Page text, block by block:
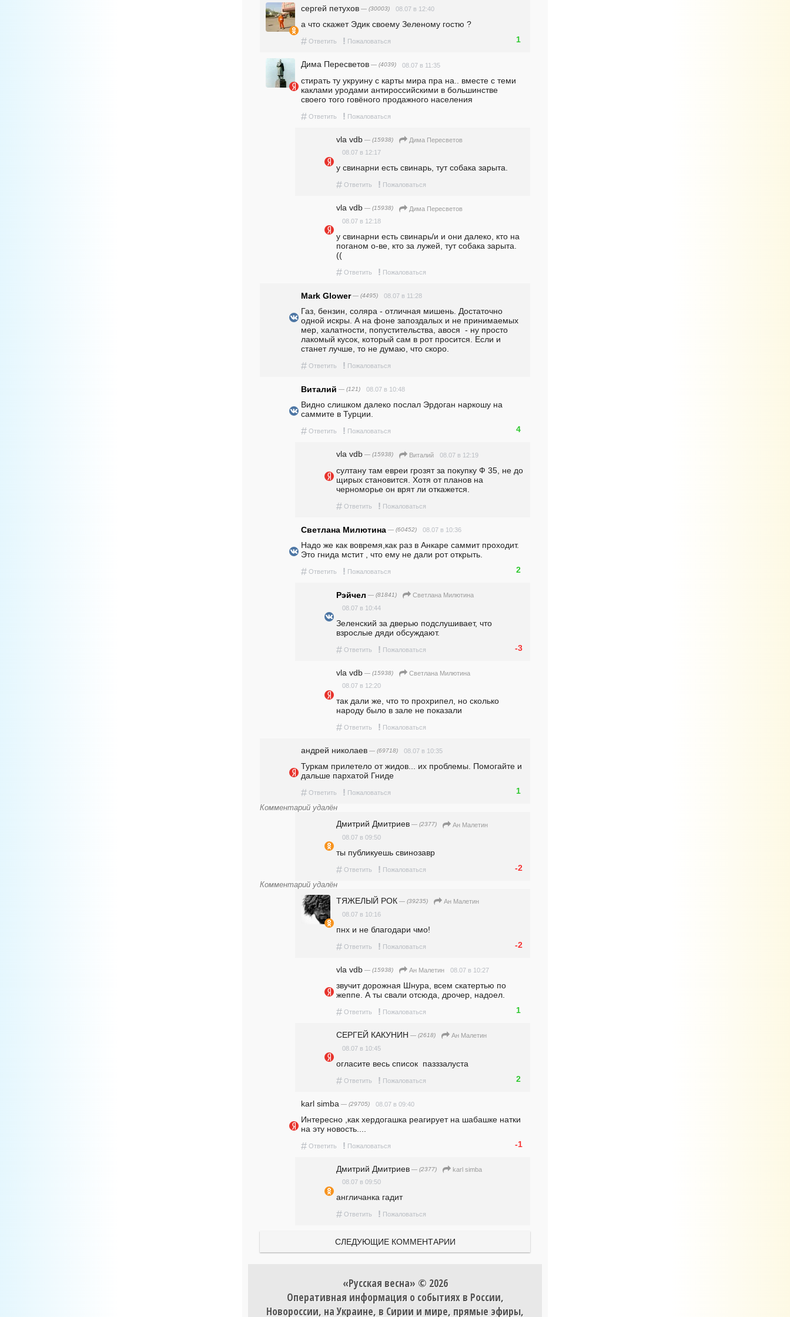
сергей петухов — (30003) 08.07 в 12:40
а что скажет Эдик своему Зеленому гостю ?
# Ответить ! Пожаловаться 1
Дима Пересветов — (4039) 08.07 в 11:35
стирать ту укруину с карты мира пра на.. вместе с теми
каклами уродами антироссийскими в большинстве
своего того говёного продажного населения
# Ответить ! Пожаловаться
vla vdb — (15938)
Дима Пересветов
08.07 в 12:17
у свинарни есть свинарь, тут собака зарыта.
# Ответить ! Пожаловаться
vla vdb — (15938)
Дима Пересветов
08.07 в 12:18
у свинарни есть свинарь/и и они далеко, кто на
поганом о-ве, кто за лужей, тут собака зарыта.
((
# Ответить ! Пожаловаться
Mark Glower— (4495) 08.07 в 11:28
Газ, бензин, соляра - отличная мишень. Достаточно
одной искры. А на фоне запоздалых и не принимаемых
мер, халатности, попустительства, авося  - ну просто
лакомый кусок, который сам в рот просится. Если и
станет лучше, то не думаю, что скоро.
# Ответить ! Пожаловаться
Виталий — (121) 08.07 в 10:48
Видно слишком далеко послал Эрдоган наркошу на
саммите в Турции.
# Ответить ! Пожаловаться 4
vla vdb — (15938) Виталий 08.07 в 12:19
султану там евреи грозят за покупку Ф 35, не до
щирых становится. Хотя от планов на
черноморье он врят ли откажется.
# Ответить ! Пожаловаться
Светлана Милютина — (60452) 08.07 в 10:36
Надо же как вовремя,как раз в Анкаре саммит проходит.
Это гнида мстит , что ему не дали рот открыть.
# Ответить ! Пожаловаться 2
Рэйчел — (81841)
Светлана Милютина
08.07 в 10:44
Зеленский за дверью подслушивает, что
взрослые дяди обсуждают.
# Ответить ! Пожаловаться -3
vla vdb — (15938)
Светлана Милютина
08.07 в 12:20
так дали же, что то прохрипел, но сколько
народу было в зале не показали
# Ответить ! Пожаловаться
андpeй николаев — (69718) 08.07 в 10:35
Туркам прилетело от жидов... их проблемы. Помогайте и
дальше пархатой Гниде
# Ответить ! Пожаловаться 1
Комментарий удалён
Дмитрий Дмитриев — (2377)
Ан Малетин
08.07 в 09:50
ты публикуешь свинозавр
# Ответить ! Пожаловаться -2
Комментарий удалён
ТЯЖЕЛЫЙ РОК — (39235)
Ан Малетин
08.07 в 10:16
пнх и не благодари чмо!
# Ответить ! Пожаловаться -2
vla vdb — (15938) Ан Малетин 08.07 в 10:27
звучит дорожная Шнура, всем скатертью по
жеппе. А ты свали отсюда, дрочер, надоел.
# Ответить ! Пожаловаться 1
СЕРГЕЙ КАКУНИН — (2618)
Ан Малетин
08.07 в 10:45
огласите весь список  пазззалуста
# Ответить ! Пожаловаться 2
karl simba — (29705) 08.07 в 09:40
Интересно ,как хердогашка реагирует на шабашке натки
на эту новость....
# Ответить ! Пожаловаться -1
Дмитрий Дмитриев — (2377)
karl simba
08.07 в 09:50
англичанка гадит
# Ответить ! Пожаловаться
СЛЕДУЮЩИЕ КОММЕНТАРИИ
«Русская весна» © 2026
Оперативная информация о событиях в России,
Новороссии, на Украине, в Сирии и мире, прямые эфиры,